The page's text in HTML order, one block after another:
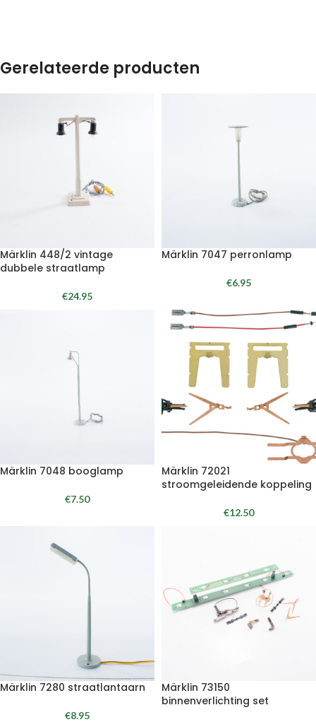
Gerelateerde producten
Märklin 448/2 vintage
dubbele straatlamp
€24.95
Märklin 7047 perronlamp
€6.95
Märklin 7048 booglamp
€7.50
Märklin 72021
stroomgeleidende koppeling
€12.50
Märklin 7280 straatlantaarn
€8.95
Märklin 73150
binnenverlichting set